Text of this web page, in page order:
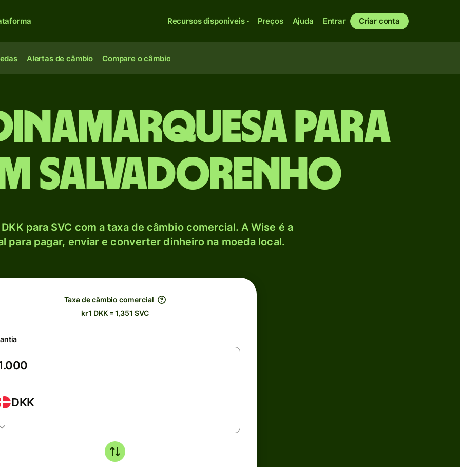
Recursos disponíveis Preços Ajuda Entrar Criar conta
Alertas de câmbio Compare o câmbio
para
salvadorenho
para SVC com a taxa de câmbio comercial. A Wise é a
para pagar, enviar e converter dinheiro na moeda local.
Taxa de câmbio comercial
kr1 DKK = 1,351 SVC
DKK